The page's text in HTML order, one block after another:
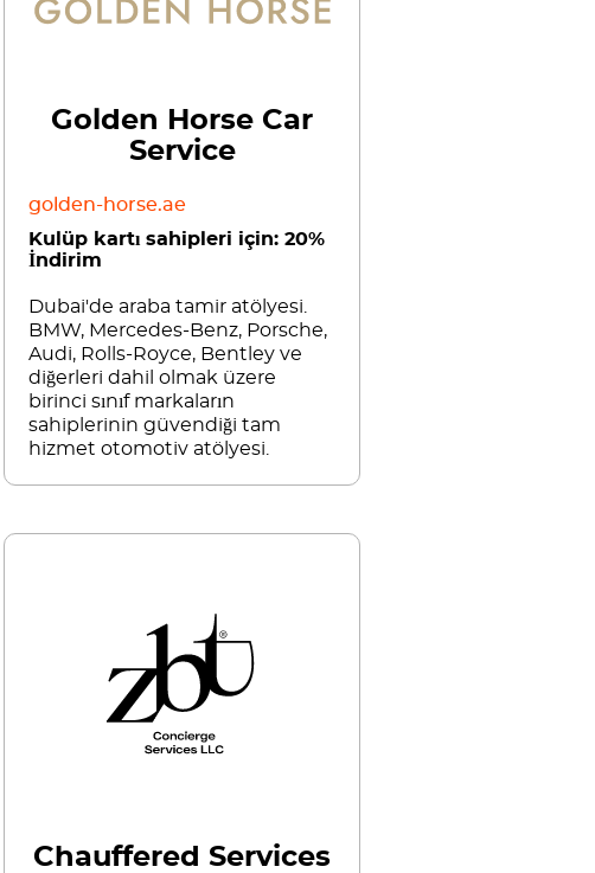
Golden Horse Car
Service
golden-horse.ae
Kulüp kartı sahipleri için: 20%
İndirim
Dubai'de araba tamir atölyesi.
BMW, Mercedes-Benz, Porsche,
Audi, Rolls-Royce, Bentley ve
diğerleri dahil olmak üzere
birinci sınıf markaların
sahiplerinin güvendiği tam
hizmet otomotiv atölyesi.
Chauffered Services